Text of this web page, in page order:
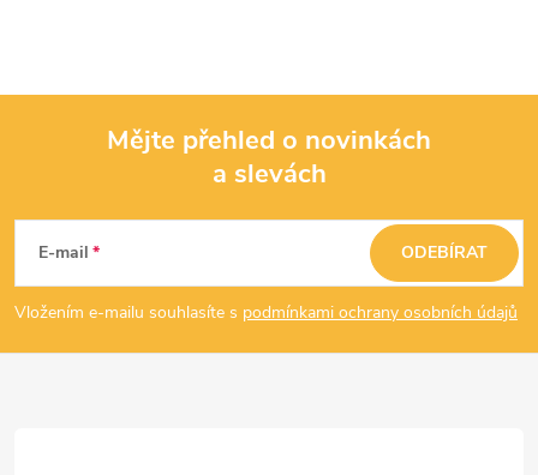
p
a
Mějte přehled o novinkách
a slevách
E-mail
Vložením e-mailu souhlasíte s podmínkami ochrany osobních údajů
ODEBÍRAT